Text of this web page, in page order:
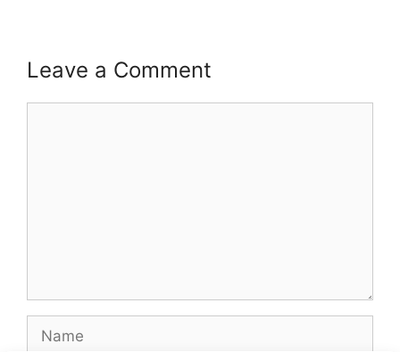
Leave a Comment
Name